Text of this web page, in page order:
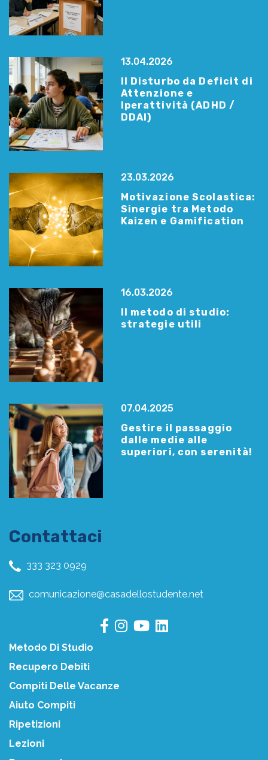
13.04.2026
Il Disturbo da Deficit di
Attenzione e
Iperattività (ADHD /
DDAI)
23.03.2026
Motivazione Scolastica:
Sinergie tra Metodo
Kaizen e Gamification
16.03.2026
Il metodo di studio:
strategie utili
07.04.2025
Gestire il passaggio
dalle medie alle
superiori, con serenità!
Contattaci
333 323 0929
comunicazione@casadellostudente.net
Metodo Di Studio
Recupero Debiti
Compiti Delle Vacanze
Aiuto Compiti
Ripetizioni
Lezioni